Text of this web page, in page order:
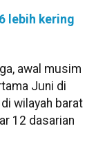
lebih kering
awal musim
Juni di
wilayah barat
12 dasarian